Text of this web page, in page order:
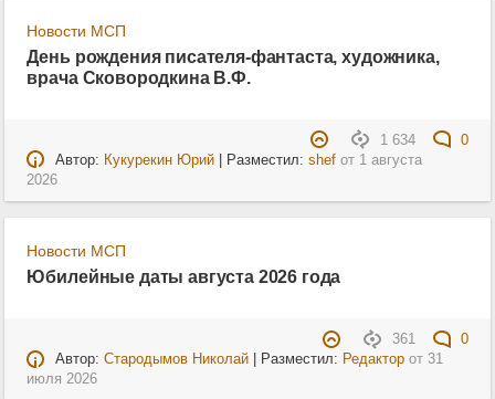
Новости МСП
День рождения писателя-фантаста, художника,
врача Сковородкина В.Ф.
1 634
0
Автор: Кукурекин Юрий| Разместил: shefот 1 августа
2026
Новости МСП
Юбилейные даты августа 2026 года
361
0
Автор: Стародымов Николай| Разместил: Редакторот 31
июля 2026